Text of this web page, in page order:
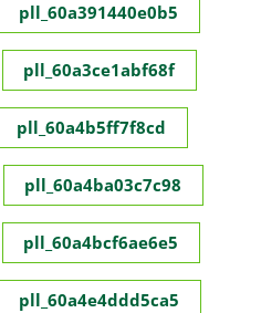
pll_60a391440e0b5
pll_60a3ce1abf68f
pll_60a4b5ff7f8cd
pll_60a4ba03c7c98
pll_60a4bcf6ae6e5
pll_60a4e4ddd5ca5